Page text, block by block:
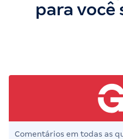
para você
Comentários em todas as